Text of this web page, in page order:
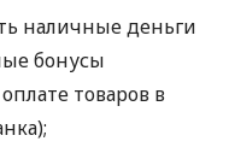
наличные деньги
бонусы
товаров в